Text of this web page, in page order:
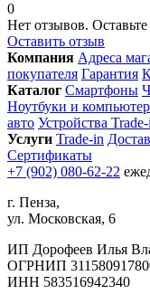
0
Нет отзывов.
Оставить отзыв
Компания Адреса
покупателя Гарантия
Каталог Смартфоны
Ноутбуки и
авто Устройства
Услуги Trade-in
Сертификаты
+7 (902) 080-62-22
г. Пенза,
ул. Московская, 6
ИП Дорофеев Илья
ОГРНИП
ИНН 583516942340